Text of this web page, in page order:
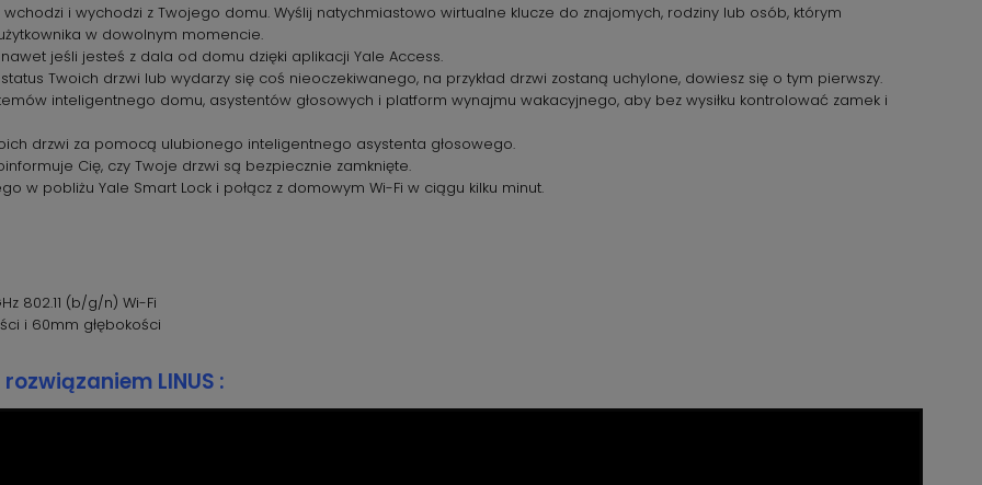
i wychodzi z Twojego domu. Wyślij natychmiastowo wirtualne klucze do znajomych, rodziny lub osób, którym
w dowolnym momencie.
jeśli jesteś z dala od domu dzięki aplikacji Yale Access.
Twoich drzwi lub wydarzy się coś nieoczekiwanego, na przykład drzwi zostaną uchylone, dowiesz się o tym pierwszy.
inteligentnego domu, asystentów głosowych i platform wynajmu wakacyjnego, aby bez wysiłku kontrolować zamek i
drzwi za pomocą ulubionego inteligentnego asystenta głosowego.
Cię, czy Twoje drzwi są bezpiecznie zamknięte.
w pobliżu Yale Smart Lock i połącz z domowym Wi-Fi w ciągu kilku minut.
802.11 (b/g/n) Wi-Fi
i 60mm głębokości
LINUS :